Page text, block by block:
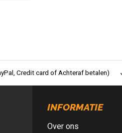
Credit card of Achteraf betalen)
INFORMATIE
Over ons